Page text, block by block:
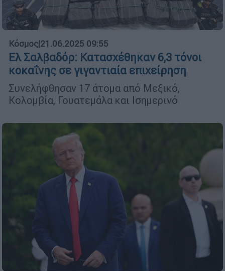
Κόσμος|21.06.2025 09:55
Ελ Σαλβαδόρ: Κατασχέθηκαν 6,3 τόνοι
κοκαΐνης σε γιγαντιαία επιχείρηση
Συνελήφθησαν 17 άτομα από Μεξικό,
Κολομβία, Γουατεμάλα και Ισημερινό